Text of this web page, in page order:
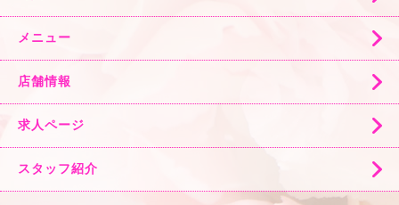
メニュー
店舗情報
求人ページ
スタッフ紹介